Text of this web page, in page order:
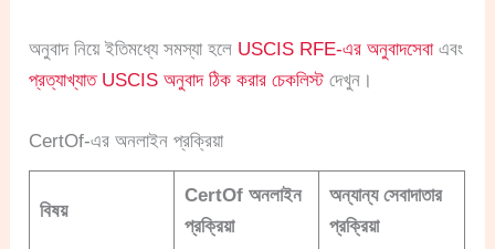
অনুবাদ নিয়ে ইতিমধ্যে সমস্যা হলে USCIS RFE-এর অনুবাদসেবাএবং
প্রত্যাখ্যাত USCIS অনুবাদ ঠিক করার চেকলিস্ট দেখুন।
CertOf-এর অনলাইন প্রক্রিয়া
বিষয়
CertOf অনলাইন
প্রক্রিয়া
অন্যান্য সেবাদাতার
প্রক্রিয়া